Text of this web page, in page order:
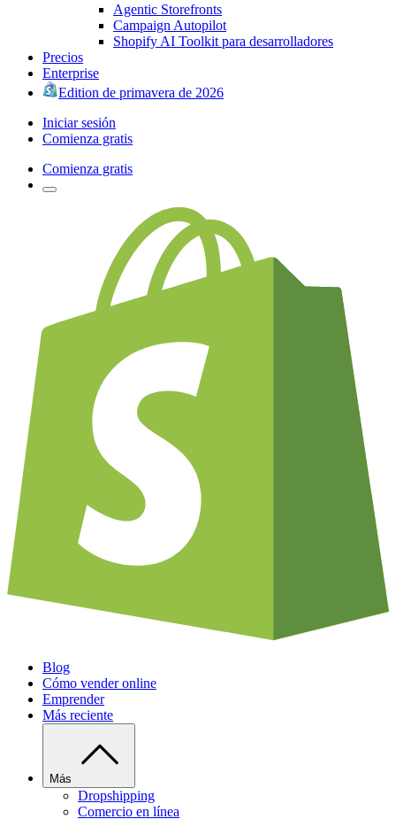
Agentic Storefronts
Campaign Autopilot
Shopify AI Toolkit para desarrolladores
Precios
Enterprise
Edition de primavera de 2026
Iniciar sesión
Comienza gratis
Comienza gratis
Blog
Cómo vender online
Emprender
Más reciente
Más
Dropshipping
Comercio en línea